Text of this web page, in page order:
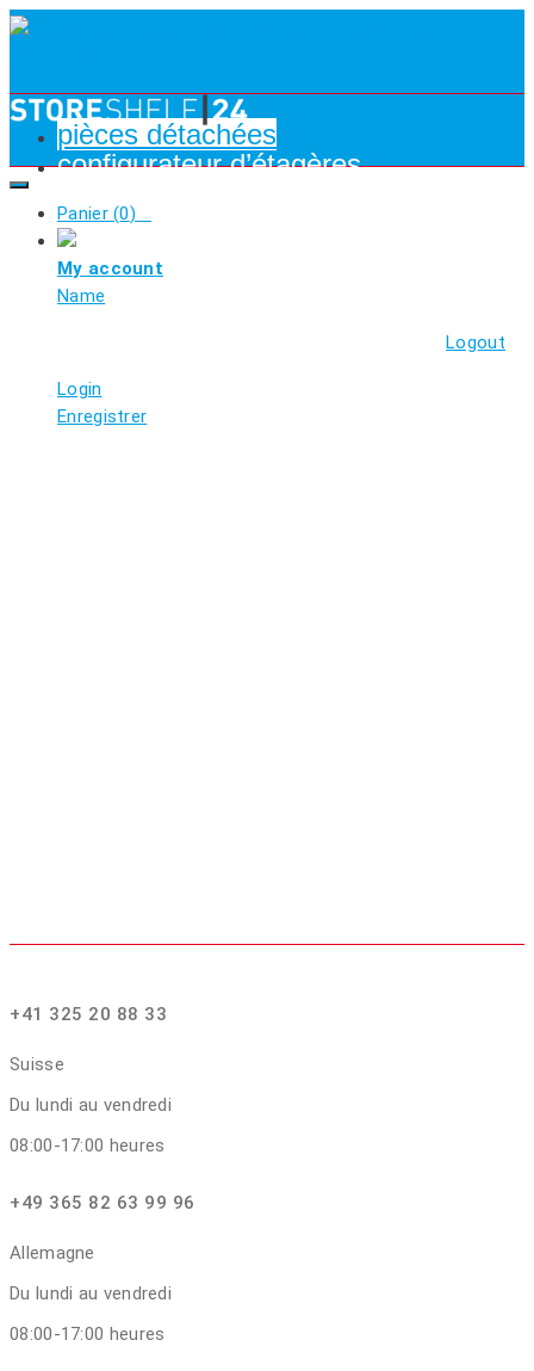
pièces détachées
configurateur d’étagères
Panier (0)
My account
Name
Logout
Login
Enregistrer
+41 325 20 88 33
Suisse
Du lundi au vendredi
08:00-17:00 heures
+49 365 82 63 99 96
Allemagne
Du lundi au vendredi
08:00-17:00 heures